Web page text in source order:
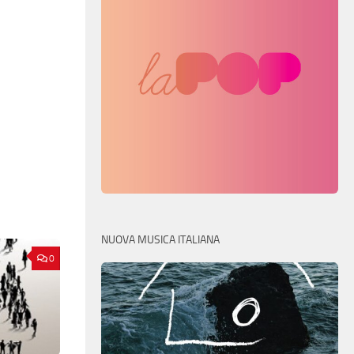
0
NUOVA MUSICA ITALIANA